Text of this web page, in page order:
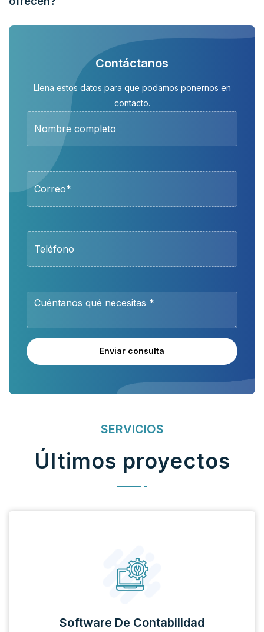
Contáctanos
Llena estos datos para que podamos ponernos en
contacto.
Enviar consulta
SERVICIOS
Últimos proyectos
Software De Contabilidad